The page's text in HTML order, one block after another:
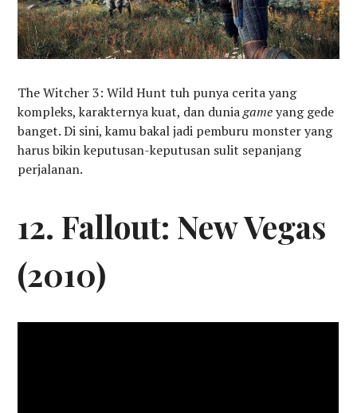
The Witcher 3: Wild Hunt tuh punya cerita yang
kompleks, karakternya kuat, dan duniagameyang gede
banget. Di sini, kamu bakal jadi pemburu monster yang
harus bikin keputusan-keputusan sulit sepanjang
perjalanan.
12. Fallout: New Vegas
(2010)